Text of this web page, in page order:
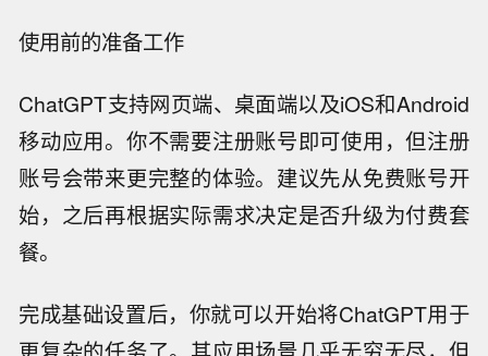
使用前的准备工作
ChatGPT支持网页端、桌面端以及iOS和Android
移动应用。你不需要注册账号即可使用，但注册
账号会带来更完整的体验。建议先从免费账号开
始，之后再根据实际需求决定是否升级为付费套
餐。
完成基础设置后，你就可以开始将ChatGPT用于